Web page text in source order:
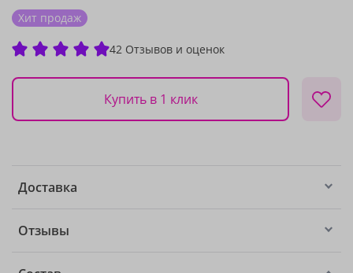
Хит продаж
42 Отзывов и оценок
Купить в 1 клик
Доставка
Отзывы